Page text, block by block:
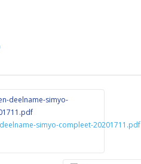
simyo-compleet-20201711.pdf